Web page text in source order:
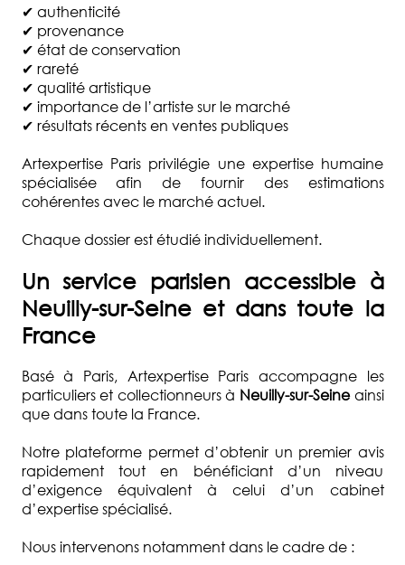
✔ authenticité
✔ provenance
✔ état de conservation
✔ rareté
✔ qualité artistique
✔ importance de l’artiste sur le marché
✔ résultats récents en ventes publiques
Artexpertise Paris privilégie une expertise humaine
spécialisée afin de fournir des estimations
cohérentes avec le marché actuel.
Chaque dossier est étudié individuellement.
Un service parisien accessible à
Neuilly-sur-Seine et dans toute la
France
Basé à Paris, Artexpertise Paris accompagne les
particuliers et collectionneurs à Neuilly-sur-Seineainsi
que dans toute la France.
Notre plateforme permet d’obtenir un premier avis
rapidement tout en bénéficiant d’un niveau
d’exigence équivalent à celui d’un cabinet
d’expertise spécialisé.
Nous intervenons notamment dans le cadre de :